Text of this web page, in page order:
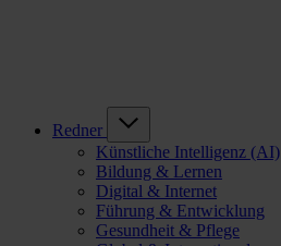
Redner
Künstliche Intelligenz (AI)
Bildung & Lernen
Digital & Internet
Führung & Entwicklung
Gesundheit & Pflege